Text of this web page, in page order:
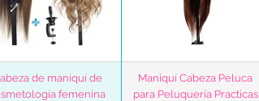
de maniquí de
femenina
Maniquí Cabeza Peluca
para Peluquería Practicas